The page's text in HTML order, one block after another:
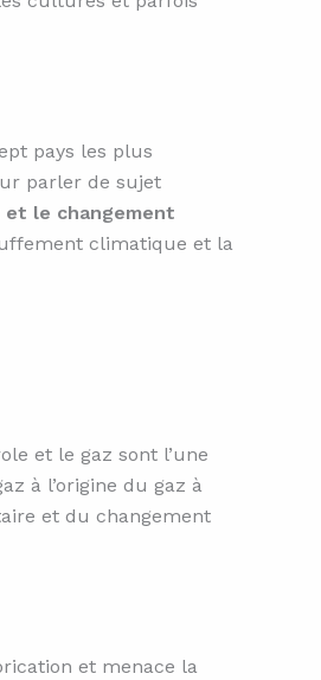
pays les plus
parler de sujet
le changement
climatique et la
et le gaz sont l’une
à l’origine du gaz à
et du changement
et menace la